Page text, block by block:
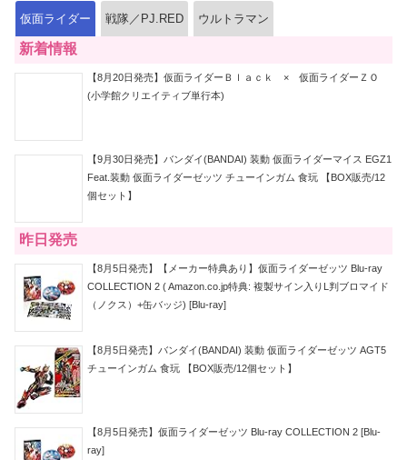
仮面ライダー 戦隊／PJ.RED ウルトラマン
新着情報
【8月20日発売】仮面ライダーＢｌａｃｋ × 仮面ライダーＺＯ
(小学館クリエイティブ単行本)
【9月30日発売】バンダイ(BANDAI) 装動 仮面ライダーマイス EGZ1
Feat.装動 仮面ライダーゼッツ チューインガム 食玩 【BOX販売/12
個セット】
昨日発売
【8月5日発売】【メーカー特典あり】仮面ライダーゼッツ Blu-ray
COLLECTION 2 ( Amazon.co.jp特典: 複製サイン入りL判ブロマイド
（ノクス）+缶バッジ) [Blu-ray]
【8月5日発売】バンダイ(BANDAI) 装動 仮面ライダーゼッツ AGT5
チューインガム 食玩 【BOX販売/12個セット】
【8月5日発売】仮面ライダーゼッツ Blu-ray COLLECTION 2 [Blu-
ray]